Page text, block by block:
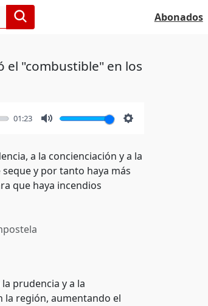
Abonados
el "combustible" en los
01:23
a la concienciación y a la
y por tanto haya más
que haya incendios
prudencia y a la
la región, aumentando el